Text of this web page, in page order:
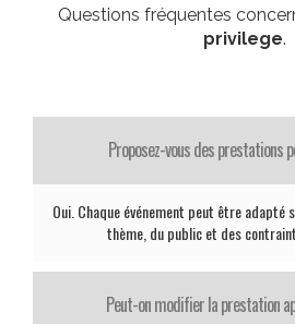
Questions fréquentes
privilege.
Proposez-vous des prestations
Oui. Chaque événement peut être adapté
thème, du public et des
Peut-on modifier la prestation